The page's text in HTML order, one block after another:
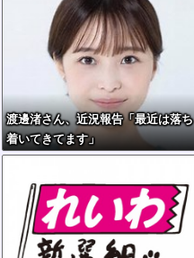
渡邊渚さん、近況報告「最近は落ち
着いてきてます」